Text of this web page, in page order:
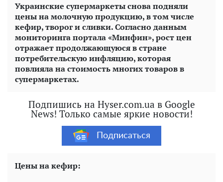
Украинские супермаркеты снова подняли
цены на молочную продукцию, в том числе
кефир, творог и сливки. Согласно данным
мониторинга портала «Минфин», рост цен
отражает продолжающуюся в стране
потребительскую инфляцию, которая
повлияла на стоимость многих товаров в
супермаркетах.
Подпишись на Hyser.com.ua в Google
News! Только самые яркие новости!
Подписаться
Цены на кефир: